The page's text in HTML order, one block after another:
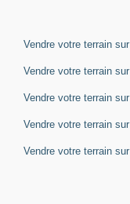
Vendre votre terrain sur
Vendre votre terrain sur
Vendre votre terrain sur
Vendre votre terrain sur
Vendre votre terrain sur